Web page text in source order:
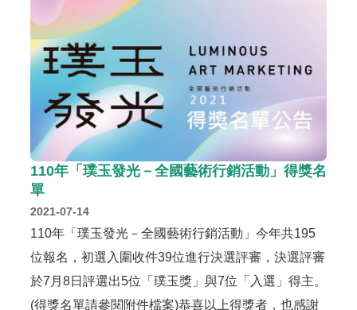
110年「璞玉發光－全國藝術行銷活動」得獎名
單
2021-07-14
110年「璞玉發光－全國藝術行銷活動」今年共195
位報名，初選入圍收件39位進行決選評審，決選評審
於7月8日評選出5位「璞玉獎」與7位「入選」得主。
(得獎名單請參閱附件檔案)恭喜以上得獎者，也感謝